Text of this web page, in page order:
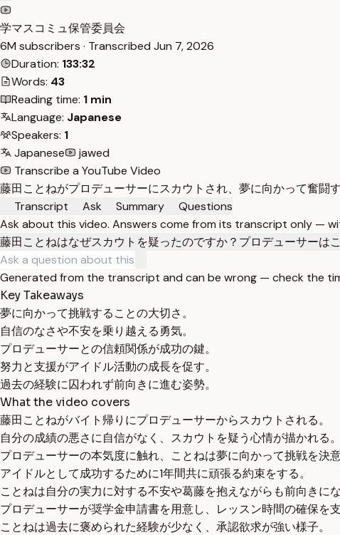
学マスコミュ保管委員会
6M subscribers · Transcribed Jun 7, 2026
Duration: 133:32
Words: 43
Reading time: 1 min
Language: Japanese
Speakers: 1
Japanese
jawed
Transcribe a YouTube Video
藤田ことねがプロデューサーにスカウトされ、夢に向かって奮闘
Transcript
Ask Summary
Questions
Ask about this video. Answers come from its transcript only —
藤田ことねはなぜスカウトを疑ったのですか？ プロデューサーは
Generated from the transcript and can be wrong — check the
Key Takeaways
夢に向かって挑戦することの大切さ。
自信のなさや不安を乗り越える勇気。
プロデューサーとの信頼関係が成功の鍵。
努力と支援がアイドル活動の成長を促す。
過去の経験に囚われず前向きに進む姿勢。
What the video covers
藤田ことねがバイト帰りにプロデューサーからスカウトされる。
自分の成績の悪さに自信がなく、スカウトを疑う心情が描かれる。
プロデューサーの本気度に触れ、ことねは夢に向かって挑戦を決意
アイドルとして成功するために1年間共に頑張る約束をする。
ことねは自分の実力に対する不安や葛藤を抱えながらも前向きにな
プロデューサーが奨学金申請書を用意し、レッスン時間の確保を支
ことねは過去に褒められた経験が少なく、承認欲求が強い様子。